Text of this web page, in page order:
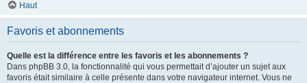
Haut
Favoris et abonnements
Quelle est la différence entre les favoris et les abonnements ?
Dans phpBB 3.0, la fonctionnalité qui vous permettait d’ajouter un sujet aux
favoris était similaire à celle présente dans votre navigateur internet. Vous ne